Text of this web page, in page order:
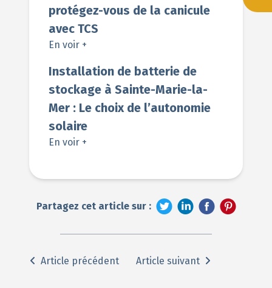
protégez-vous de la canicule
avec TCS
En voir +
Installation de batterie de
stockage à Sainte-Marie-la-
Mer : Le choix de l’autonomie
solaire
En voir +
Partagez cet article sur :
Article précédent Article suivant